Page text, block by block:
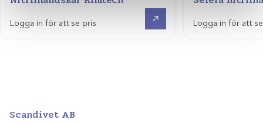
Logga in för att se pris Logga in för att
Scandivet AB